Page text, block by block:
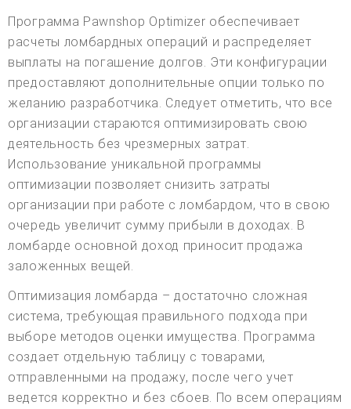
Программа Pawnshop Optimizer обеспечивает
расчеты ломбардных операций и распределяет
выплаты на погашение долгов. Эти конфигурации
предоставляют дополнительные опции только по
желанию разработчика. Следует отметить, что все
организации стараются оптимизировать свою
деятельность без чрезмерных затрат.
Использование уникальной программы
оптимизации позволяет снизить затраты
организации при работе с ломбардом, что в свою
очередь увеличит сумму прибыли в доходах. В
ломбарде основной доход приносит продажа
заложенных вещей.
Оптимизация ломбарда – достаточно сложная
система, требующая правильного подхода при
выборе методов оценки имущества. Программа
создает отдельную таблицу с товарами,
отправленными на продажу, после чего учет
ведется корректно и без сбоев. По всем операциям